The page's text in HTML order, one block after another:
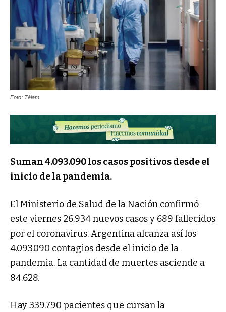
Foto: Télam.
Suman 4.093.090 los casos positivos desde el
inicio de la pandemia.
El Ministerio de Salud de la Nación confirmó
este viernes 26.934 nuevos casos y 689 fallecidos
por el coronavirus. Argentina alcanza así los
4.093.090 contagios desde el inicio de la
pandemia. La cantidad de muertes asciende a
84.628.
Hay 339.790 pacientes que cursan la